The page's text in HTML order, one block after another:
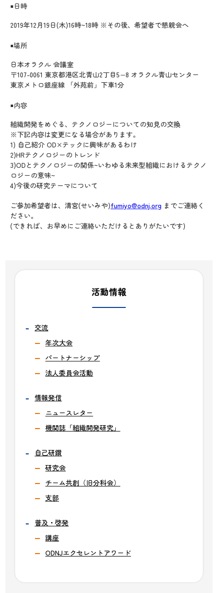
￭日時
2019年12月19日(木)16時~18時 ※その後、希望者で懇親会へ
￭場所
日本オラクル 会議室
〒107-0061 東京都港区北青山2丁目5−8 オラクル青山センター
東京メトロ銀座線 「外苑前」下車1分
￭内容
組織開発をめぐる、テクノロジーについての知見の交換
※下記内容は変更になる場合があります。
1) 自己紹介 OD×テックに興味があるわけ
2)HRテクノロジーのトレンド
3)ODとテクノロジーの関係~いわゆる未来型組織におけるテクノ
ロジーの意味~
4)今後の研究テーマについて
ご参加希望者は、清宮(せいみや)fumiyo@odnj.org までご連絡く
ださい。
(できれば、お早めにご連絡いただけるとありがたいです)
活動情報
交流
年次大会
パートナーシップ
法人委員会活動
情報発信
ニュースレター
機関誌「組織開発研究」
自己研鑽
研究会
チーム共創（旧分科会）
支部
普及・啓発
講座
ODNJエクセレントアワード